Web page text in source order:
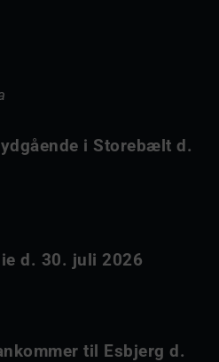
i Storebælt d.
d. 30. juli 2026
til Esbjerg d.